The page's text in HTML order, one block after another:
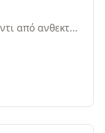
από ανθεκτ...